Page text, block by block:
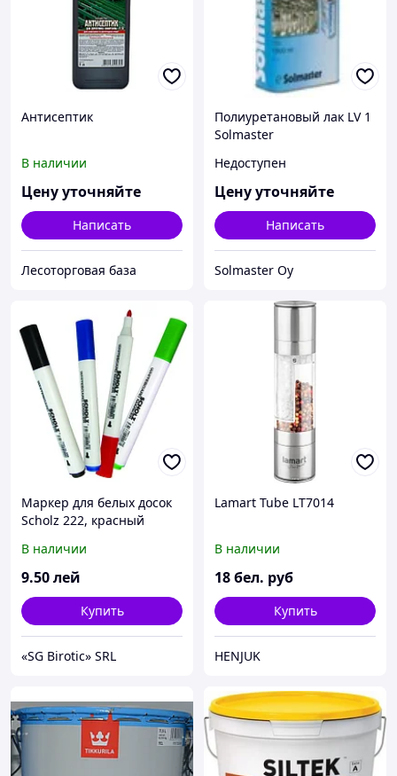
Антисептик
В наличии
Цену уточняйте
Написать
Лесоторговая база
Полиуретановый лак LV 1
Solmaster
Недоступен
Цену уточняйте
Написать
Solmaster Oy
Маркер для белых досок
Scholz 222, красный
В наличии
9.50лей
Купить
«SG Birotic» SRL
Lamart Tube LT7014
В наличии
18бел. руб
Купить
HENJUK